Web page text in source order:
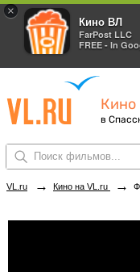
×
Кино ВЛ
FarPost LLC
FREE - In
Кино
в
VL.ru → Кино на VL.ru →